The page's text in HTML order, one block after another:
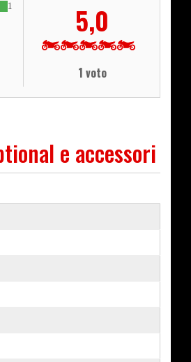
1
5,0
1 voto
e accessori